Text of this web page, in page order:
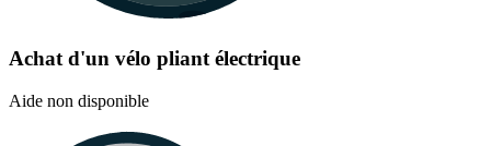
Achat d'un vélo pliant électrique
Aide non disponible